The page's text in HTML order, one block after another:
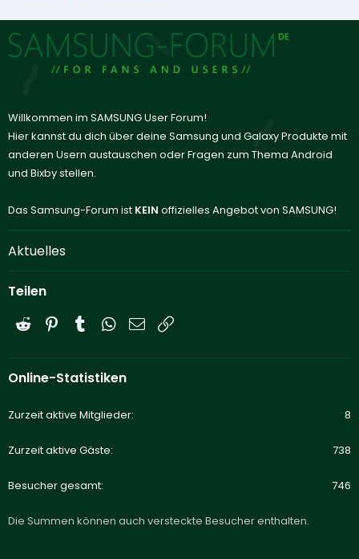
Willkommen im SAMSUNG User Forum!
Hier kannst du dich über deine Samsung und Galaxy Produkte mit
anderen Usern austauschen oder Fragen zum Thema Android
und Bixby stellen.
Das Samsung-Forum ist KEIN offizielles Angebot von SAMSUNG!
Aktuelles
Teilen
Reddit PinterestTumblrWhatsApp
E-Mail
Online-Statistiken
Zurzeit aktive Mitglieder 8
Zurzeit aktive Gäste 738
Besucher gesamt 746
Die Summen können auch versteckte Besucher enthalten.